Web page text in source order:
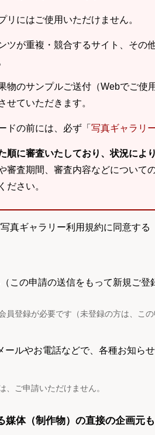
にはご使用いただけません。
ツが重複・競合するサイト、その
物のサンプルご送付（Webでご使
せていただきます。
ドの前には、必ず「 写真ギャラリ
順に審査いたしており、状況によ
審査期間、審査内容などについて
ださい。
真ギャラリー利用規約に同意する
この申請の送信をもって新規ご登
登録が必要です（未登録の方は、こ
ールやお電話などで、各種お知ら
ご申請いただけません。
媒体（制作物）の直接の企画元